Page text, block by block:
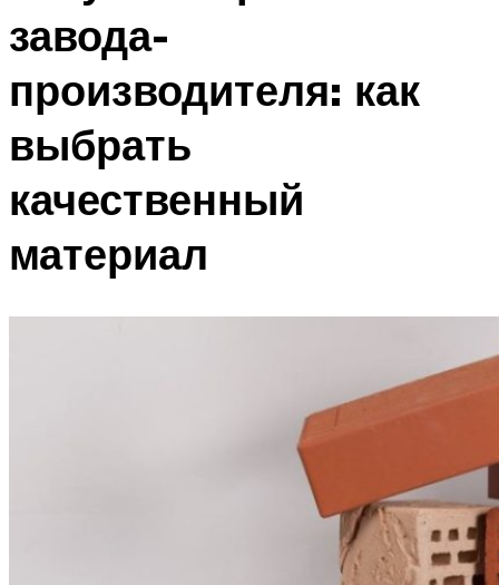
завода-
производителя: как
выбрать
качественный
материал